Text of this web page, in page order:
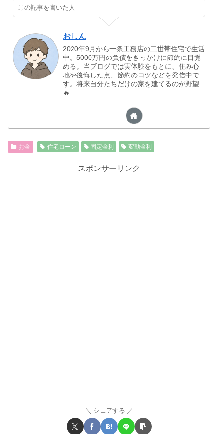
この記事を書いた人
おしん
2020年9月から一条工務店の二世帯住宅で生活
中。5000万円の負債をきっかけに節約に目覚
める。当ブログでは実体験をもとに、住み心
地や後悔した点、節約のコツなどを発信中で
す。将来自分たちだけの家を建てるのが野望
🔥
お金 住宅ローン 固定金利 変動金利
スポンサーリンク
シェアする